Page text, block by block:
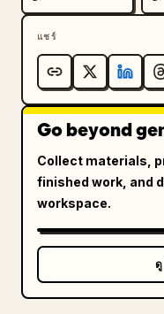
แชร์
Go beyond
Collect materials,
finished work, and
workspace.